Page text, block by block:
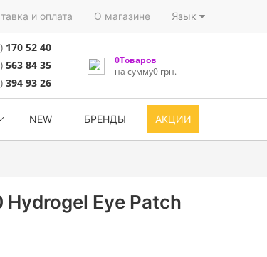
и оплата О магазине Язык
170 52 40
563 84 35
394 93 26
0Товаров
на сумму0 грн.
NEW БРЕНДЫ АКЦИИ
Hydrogel Eye Patch